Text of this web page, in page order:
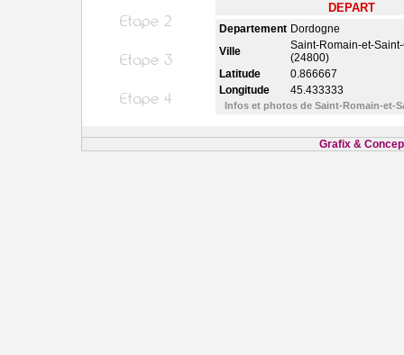
DEPART
Departement Dordogne
Ville
Saint-Romain-et-
(24800)
Latitude
0.866667
Longitude
45.433333
Infos et photos de Saint-Romain-et-
Grafix &